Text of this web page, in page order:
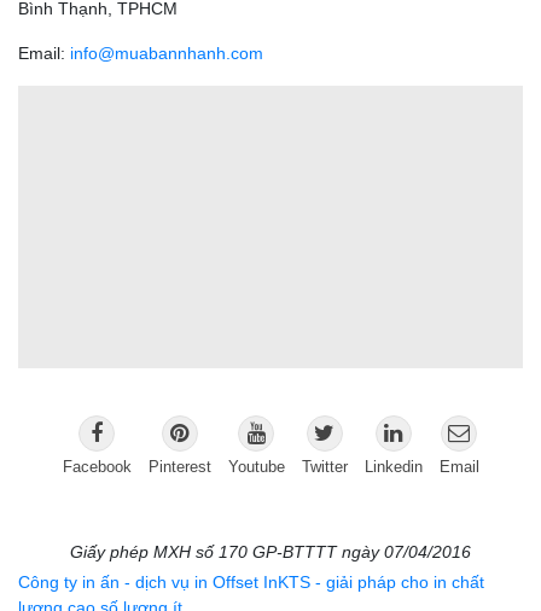
Bình Thạnh, TPHCM
Email: info@muabannhanh.com
Facebook Pinterest Youtube Twitter Linkedin Email
Giấy phép MXH số 170 GP-BTTTT ngày 07/04/2016
Công ty in ấn - dịch vụ in Offset InKTS - giải pháp cho in chất